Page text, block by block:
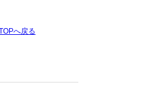
へ戻る